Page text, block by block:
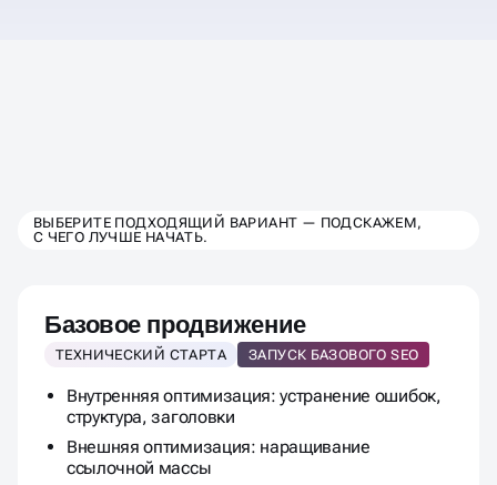
ВЫБЕРИТЕ ТАРИФ SEO-
ПРОДВИЖЕНИЯ
ВЫБЕРИТЕ ПОДХОДЯЩИЙ ВАРИАНТ — ПОДСКАЖЕМ,
С ЧЕГО ЛУЧШЕ НАЧАТЬ.
Базовое продвижение
ТЕХНИЧЕСКИЙ СТАРТА ЗАПУСК БАЗОВОГО SEO
Внутренняя оптимизация: устранение ошибок,
структура, заголовки
Внешняя оптимизация: наращивание
ссылочной массы